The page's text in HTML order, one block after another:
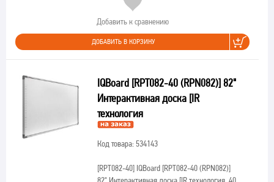
Добавить к сравнению
ДОБАВИТЬ В КОРЗИНУ
IQBoard [RPT082-40 (RPN082)] 82"
Интерактивная доска [IR
технология
Код товара: 534143
[RPT082-40]IQBoard [RPT082-40 (RPN082)]